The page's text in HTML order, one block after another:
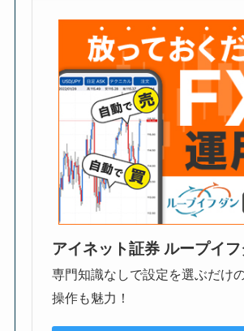
アイネット証券 ループイフ
専門知識なしで設定を選ぶだけ
操作も魅力！